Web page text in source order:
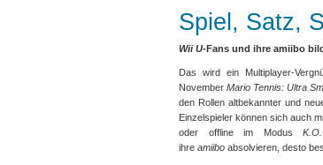
Spiel, Satz,
Wii U-Fans und ihre amiibo
Das wird ein Multiplayer-
November Mario Tennis: Ultra
den Rollen altbekannter und
Einzelspieler können sich auch
oder offline im Modus
ihre amiibo absolvieren, desto